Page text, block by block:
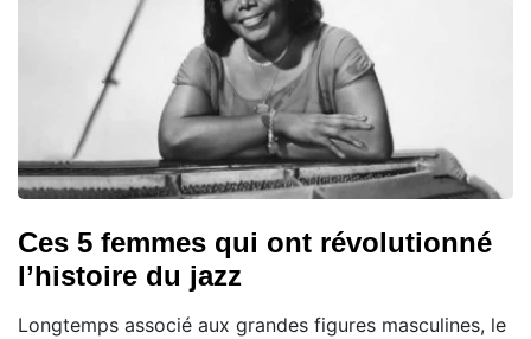
Ces 5 femmes qui ont révolutionné
l’histoire du jazz
Longtemps associé aux grandes figures masculines, le